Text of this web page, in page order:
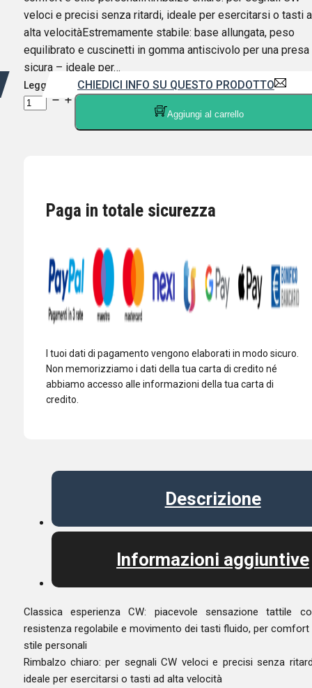
veloci e precisi senza ritardi, ideale per esercitarsi o tasti
alta velocitàEstremamente stabile: base allungata, peso
equilibrato e cuscinetti in gomma antiscivolo per una presa
sicura – ideale per…
Leggi di più CHIEDICI INFO SU QUESTO PRODOTTO
XIEGU
Straight
alluminio
Aggiungi al carrello
Paga in totale sicurezza
I tuoi dati di pagamento vengono elaborati in modo sicuro.
Non memorizziamo i dati della tua carta di credito né
abbiamo accesso alle informazioni della tua carta di
credito.
Descrizione
Informazioni aggiuntive
Classica esperienza CW: piacevole sensazione tattile
resistenza regolabile e movimento dei tasti fluido, per comfort
stile personali
Rimbalzo chiaro: per segnali CW veloci e precisi senza
ideale per esercitarsi o tasti ad alta velocità